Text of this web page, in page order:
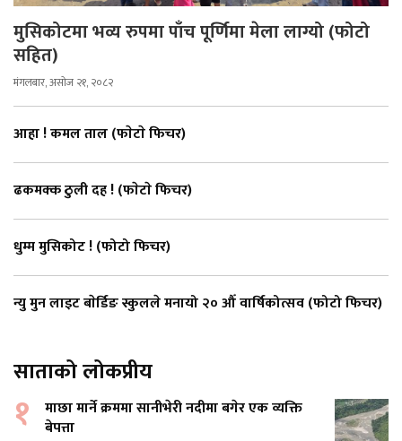
मुसिकोटमा भव्य रुपमा पाँच पूर्णिमा मेला लाग्यो (फोटो
सहित)
मंगलबार, असोज २१, २०८२
आहा ! कमल ताल (फाेटाे फिचर)
ढकमक्क ठुली दह ! (फाेटाे फिचर)
धुम्म मुसिकोट ! (फोटो फिचर)
न्यु मुन लाइट बाेर्डिङ स्कुलले मनायो २० औँ वार्षिकोत्सव (फोटो फिचर)
साताको लोकप्रीय
१
माछा मार्ने क्रममा सानीभेरी नदीमा बगेर एक व्यक्ति
बेपत्ता